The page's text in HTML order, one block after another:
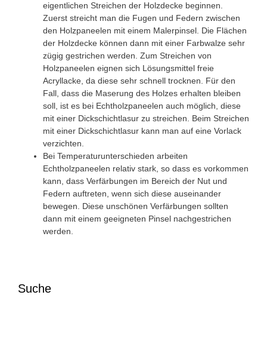
eigentlichen Streichen der Holzdecke beginnen.
Zuerst streicht man die Fugen und Federn zwischen
den Holzpaneelen mit einem Malerpinsel. Die Flächen
der Holzdecke können dann mit einer Farbwalze sehr
zügig gestrichen werden. Zum Streichen von
Holzpaneelen eignen sich Lösungsmittel freie
Acryllacke, da diese sehr schnell trocknen. Für den
Fall, dass die Maserung des Holzes erhalten bleiben
soll, ist es bei Echtholzpaneelen auch möglich, diese
mit einer Dickschichtlasur zu streichen. Beim Streichen
mit einer Dickschichtlasur kann man auf eine Vorlack
verzichten.
Bei Temperaturunterschieden arbeiten
Echtholzpaneelen relativ stark, so dass es vorkommen
kann, dass Verfärbungen im Bereich der Nut und
Federn auftreten, wenn sich diese auseinander
bewegen. Diese unschönen Verfärbungen sollten
dann mit einem geeigneten Pinsel nachgestrichen
werden.
Suche